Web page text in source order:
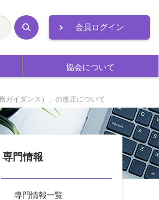
会員ログイン
協会について
検
索
ガイダンス）」の改正について
専門情報
専門情報一覧